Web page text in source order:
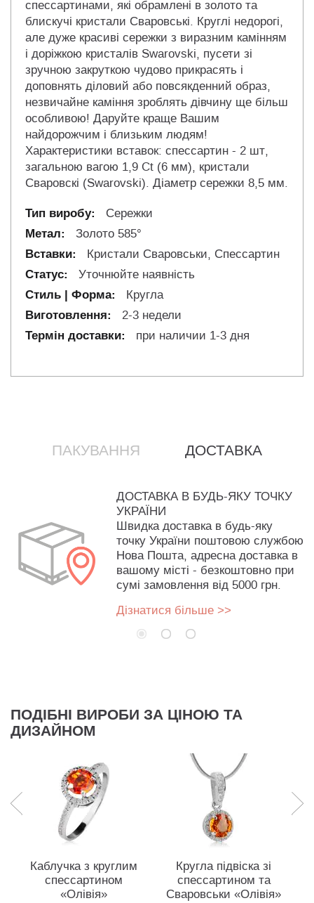
спессартинами, які обрамлені в золото та
блискучі кристали Сваровські. Круглі недорогі,
але дуже красиві сережки з виразним камінням
і доріжкою кристалів Swarovski, пусети зі
зручною закруткою чудово прикрасять і
доповнять діловий або повсякденний образ,
незвичайне каміння зроблять дівчину ще більш
особливою! Даруйте краще Вашим
найдорожчим і близьким людям!
Характеристики вставок: спессартин - 2 шт,
загальною вагою 1,9 Ct (6 мм), кристали
Сваровскі (Swarovski). Діаметр сережки 8,5 мм.
Сережки
Золото 585°
Кристали Сваровськи, Спессартин
Уточнюйте наявність
Кругла
2-3 недели
при наличии 1-3 дня
ПАКУВАННЯ ДОСТАВКА
ДОСТАВКА В БУДЬ-ЯКУ ТОЧКУ
УКРАЇНИ
Швидка доставка в будь-яку
точку України поштовою службою
Нова Пошта, адресна доставка в
вашому місті - безкоштовно при
сумі замовлення від 5000 грн.
Дізнатися більше >>
ПОДІБНІ ВИРОБИ ЗА ЦІНОЮ ТА
ДИЗАЙНОМ
Каблучка з круглим
спессартином
«Олівія»
Кругла підвіска зі
спессартином та
Сваровськи «Олівія»